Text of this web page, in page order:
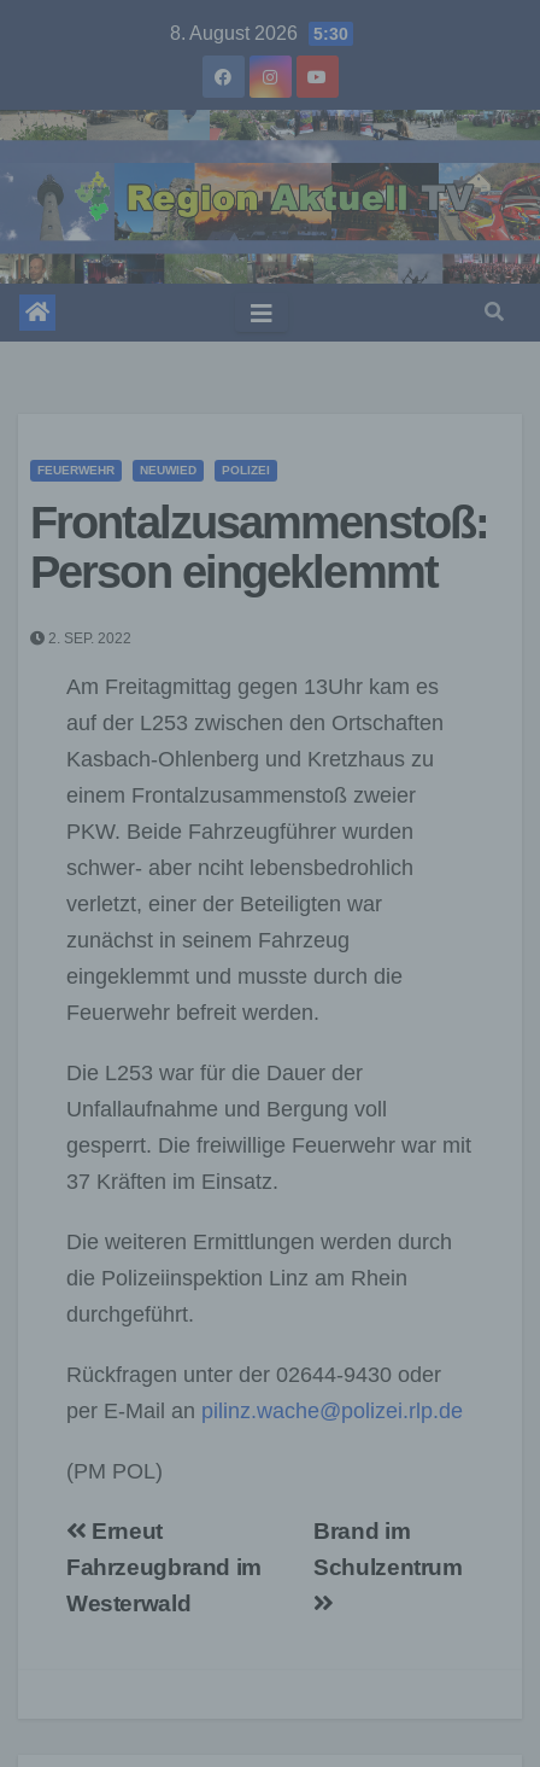
8. August 2026 5:30
FEUERWEHR NEUWIED POLIZEI
Frontalzusammenstoß:
Person eingeklemmt
2. SEP. 2022
Am Freitagmittag gegen 13Uhr kam es
auf der L253 zwischen den Ortschaften
Kasbach-Ohlenberg und Kretzhaus zu
einem Frontalzusammenstoß zweier
PKW. Beide Fahrzeugführer wurden
schwer- aber nciht lebensbedrohlich
verletzt, einer der Beteiligten war
zunächst in seinem Fahrzeug
eingeklemmt und musste durch die
Feuerwehr befreit werden.
Die L253 war für die Dauer der
Unfallaufnahme und Bergung voll
gesperrt. Die freiwillige Feuerwehr war mit
37 Kräften im Einsatz.
Die weiteren Ermittlungen werden durch
die Polizeiinspektion Linz am Rhein
durchgeführt.
Rückfragen unter der 02644-9430 oder
per E-Mail an pilinz.wache@polizei.rlp.de
(PM POL)
Beitragsnavigation
Brand im
Schulzentrum
Erneut
Fahrzeugbrand im
Westerwald